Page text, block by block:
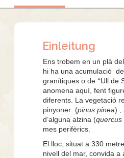
Einleitung
Ens trobem en un plà
hi ha una acumulació
granítiques o de ‘‘Ull de
anomena aquí, fent
diferents. La vegetació
pinyoner (pinus pinea) ,
d’alguna alzina (quercus
mes perifèrics.
El lloc, situat a 330
nivell del mar, convida a